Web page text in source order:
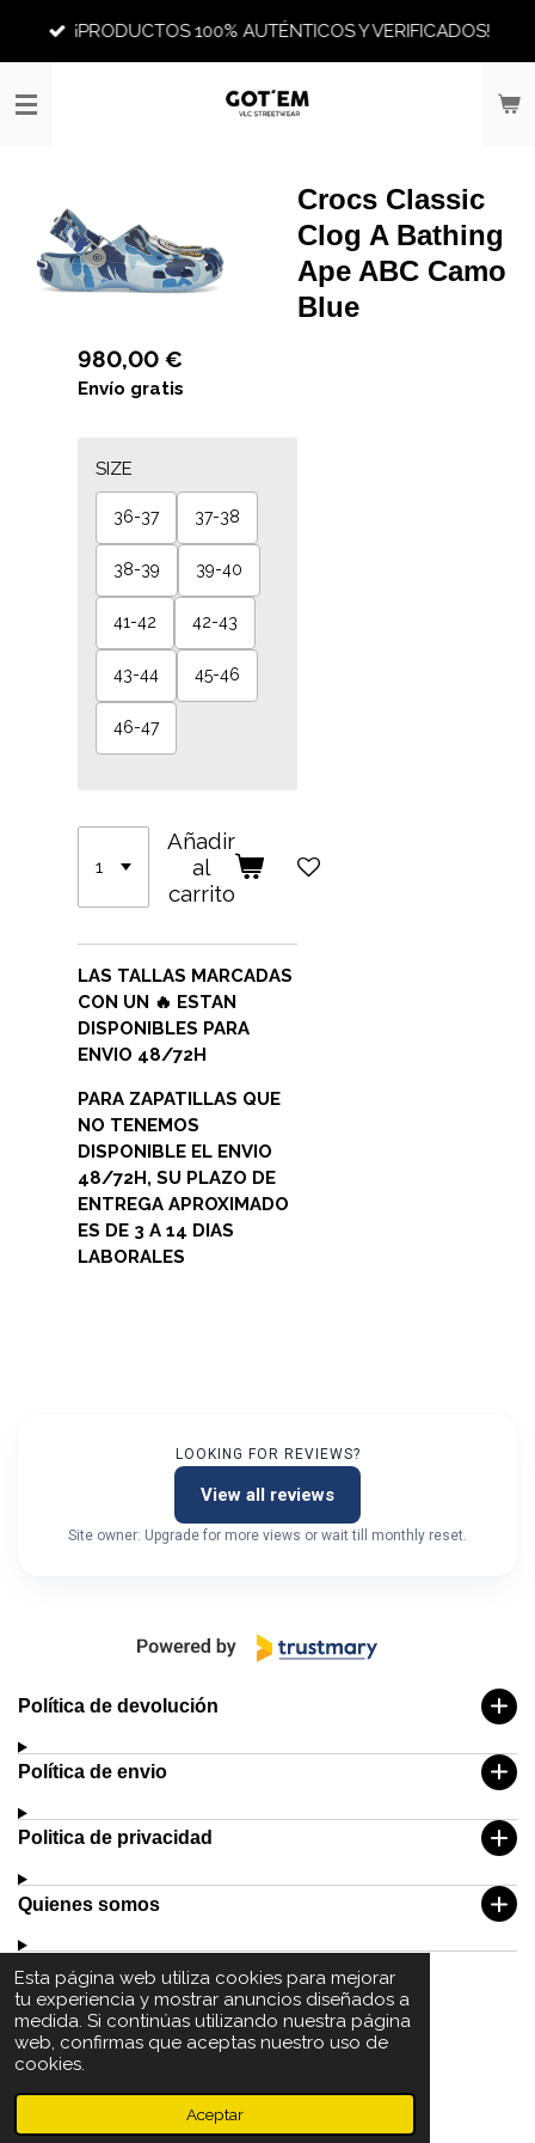
Esta página web utiliza cookies para mejorar
tu experiencia y mostrar anuncios diseñados a
medida. Si continúas utilizando nuestra página
web, confirmas que aceptas nuestro uso de
cookies.
Aceptar
principal
¡PRODUCTOS 100% AUTÉNTICOS Y VERIFICADOS!
Crocs Classic
Clog A Bathing
Ape ABC Camo
Blue
980,00 €
Envío gratis
SIZE
36-37 37-38
38-39 39-40
41-42 42-43
43-44 45-46
46-47
Añadir
al
carrito
LAS TALLAS MARCADAS
CON UN 🔥 ESTAN
DISPONIBLES PARA
ENVIO 48/72H
PARA ZAPATILLAS QUE
NO TENEMOS
DISPONIBLE EL ENVIO
48/72H, SU PLAZO DE
ENTREGA APROXIMADO
ES DE 3 A 14 DIAS
LABORALES
LOOKING FOR REVIEWS?
View all reviews
Site owner: Upgrade for more views or wait till monthly reset.
Política de devolución
Política de envio
Politica de privacidad
Quienes somos
© 2024- 2025 GOT'EM VLC